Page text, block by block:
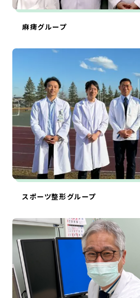
麻痺グループ
スポーツ整形グループ